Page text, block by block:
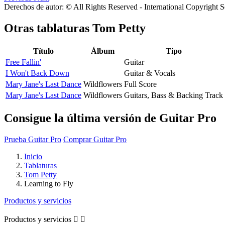
Derechos de autor: © All Rights Reserved - International Copyright
Otras tablaturas Tom Petty
Título Álbum
Tipo
Free Fallin'
Guitar
I Won't Back Down
Guitar & Vocals
Mary Jane's Last Dance Wildflowers Full Score
Mary Jane's Last Dance Wildflowers Guitars, Bass & Backing Track
Consigue la última versión de Guitar Pro
Prueba Guitar Pro Comprar Guitar Pro
Inicio
Tablaturas
Tom Petty
Learning to Fly
Productos y servicios
Productos y servicios  